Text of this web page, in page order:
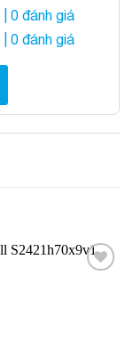
| 0 đánh giá
| 0 đánh giá